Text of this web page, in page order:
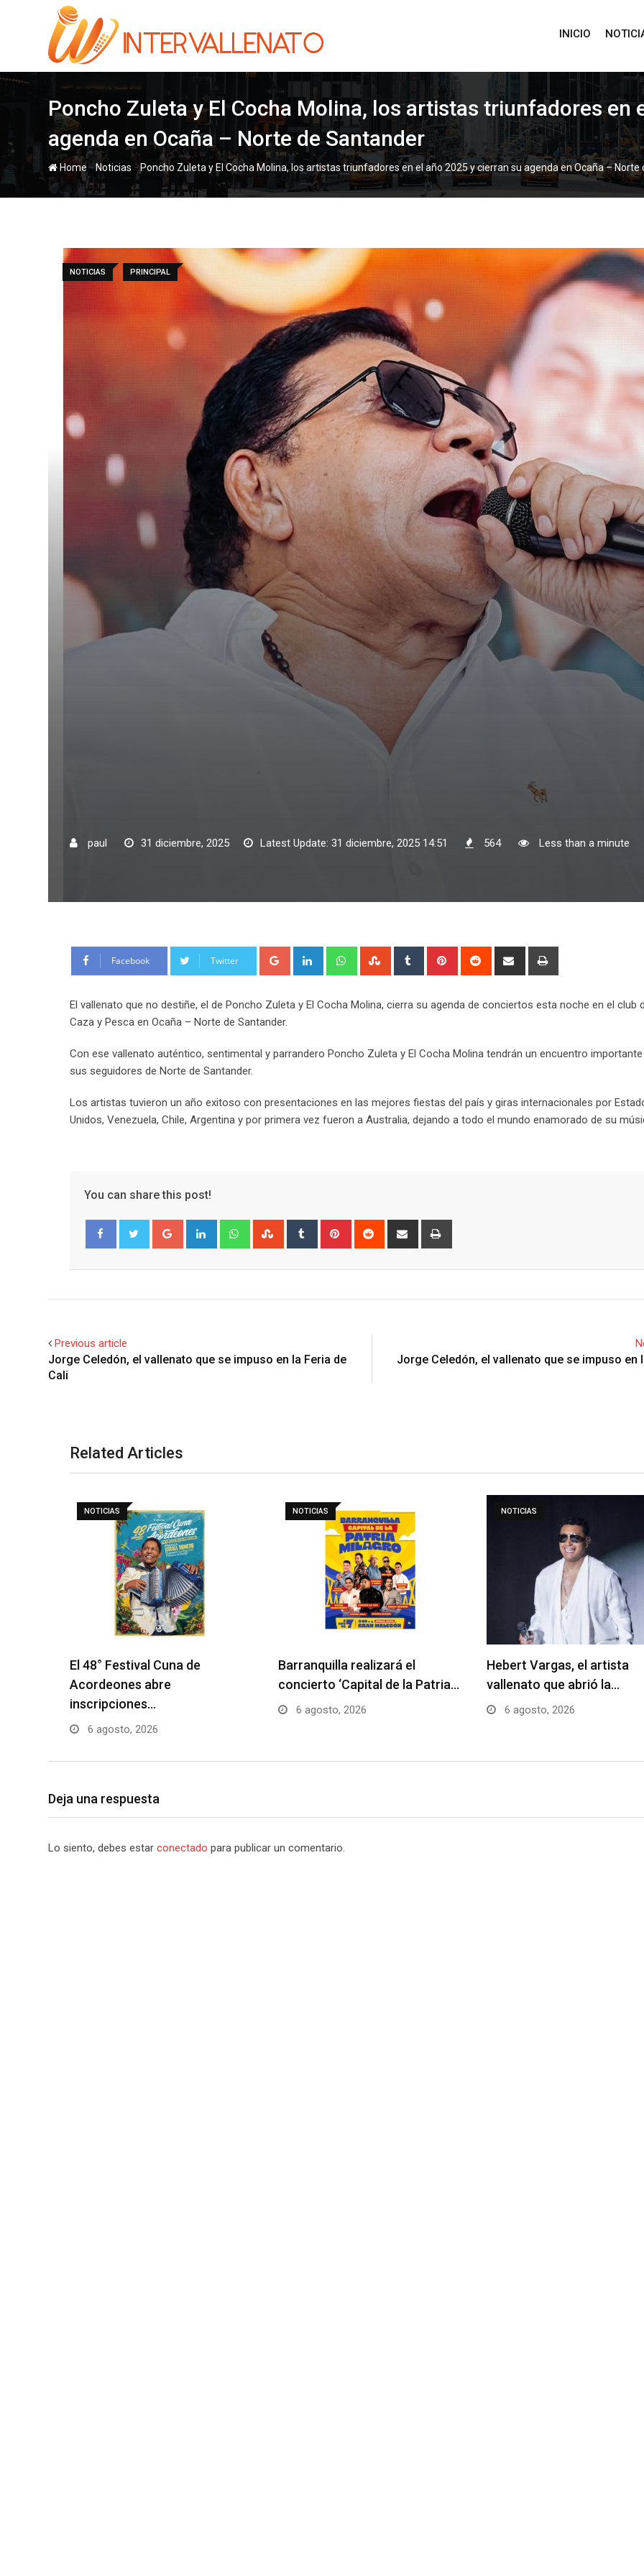
INICIO
Poncho Zuleta y El Cocha Molina, los artistas triunfadores en
agenda en Ocaña – Norte de Santander
Home-Noticias -Poncho Zuleta y El Cocha Molina, los artistas triunfadores en el año 2025 y cierran su agenda en Ocaña – Norte
NOTICIAS PRINCIPAL
paul 31 diciembre, 2025 Latest Update: 31 diciembre, 2025 14:51 564 Less than a minute
Facebook Twitter Google+ LinkedIn WhatsappStumbleUpon
Tumblr Pinterest Reddit
Share
El vallenato que no destiñe, el de Poncho Zuleta y El Cocha Molina, cierra su agenda de conciertos esta noche en el club
Caza y Pesca en Ocaña – Norte de Santander.
Con ese vallenato auténtico, sentimental y parrandero Poncho Zuleta y El Cocha Molina tendrán un encuentro
sus seguidores de Norte de Santander.
Los artistas tuvieron un año exitoso con presentaciones en las mejores fiestas del país y giras internacionales por
Unidos, Venezuela, Chile, Argentina y por primera vez fueron a Australia, dejando a todo el mundo enamorado de su
You can share this post!
Google+ LinkedIn WhatsappStumbleUpon
Tumblr Pinterest Reddit
Share
Previous article
Jorge Celedón, el vallenato que se impuso en la Feria de
Cali
Jorge Celedón, el vallenato que se impuso en
Related Articles
NOTICIAS
El 48° Festival Cuna de
Acordeones abre
inscripciones…
6 agosto, 2026
NOTICIAS
Barranquilla realizará el
concierto ‘Capital de la Patria…
6 agosto, 2026
NOTICIAS
Hebert Vargas, el artista
vallenato que abrió la…
6 agosto, 2026
Deja una respuesta
Lo siento, debes estar conectado para publicar un comentario.